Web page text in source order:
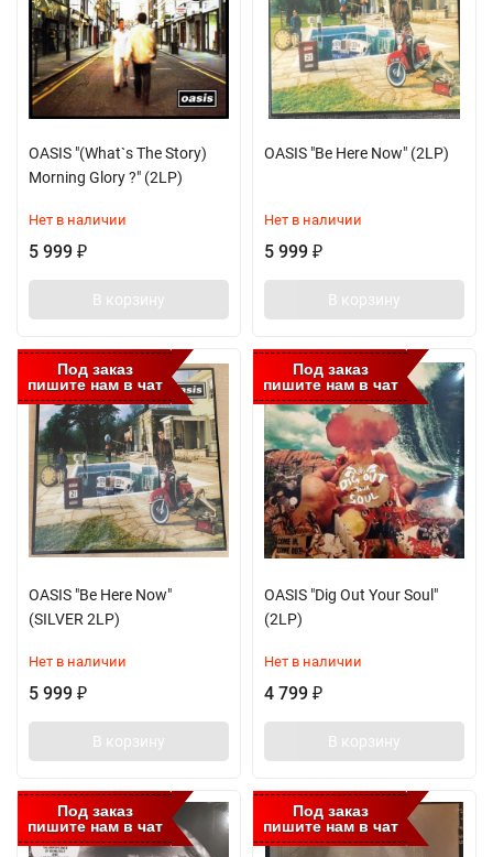
OASIS "(What`s The Story)
Morning Glory ?" (2LP)
Нет в наличии
5 999 ₽
В корзину
OASIS "Be Here Now" (2LP)
Нет в наличии
5 999 ₽
В корзину
Под заказ
пишите нам в чат
OASIS "Be Here Now"
(SILVER 2LP)
Нет в наличии
5 999 ₽
В корзину
Под заказ
пишите нам в чат
OASIS "Dig Out Your Soul"
(2LP)
Нет в наличии
4 799 ₽
В корзину
Под заказ
пишите нам в чат
Под заказ
пишите нам в чат